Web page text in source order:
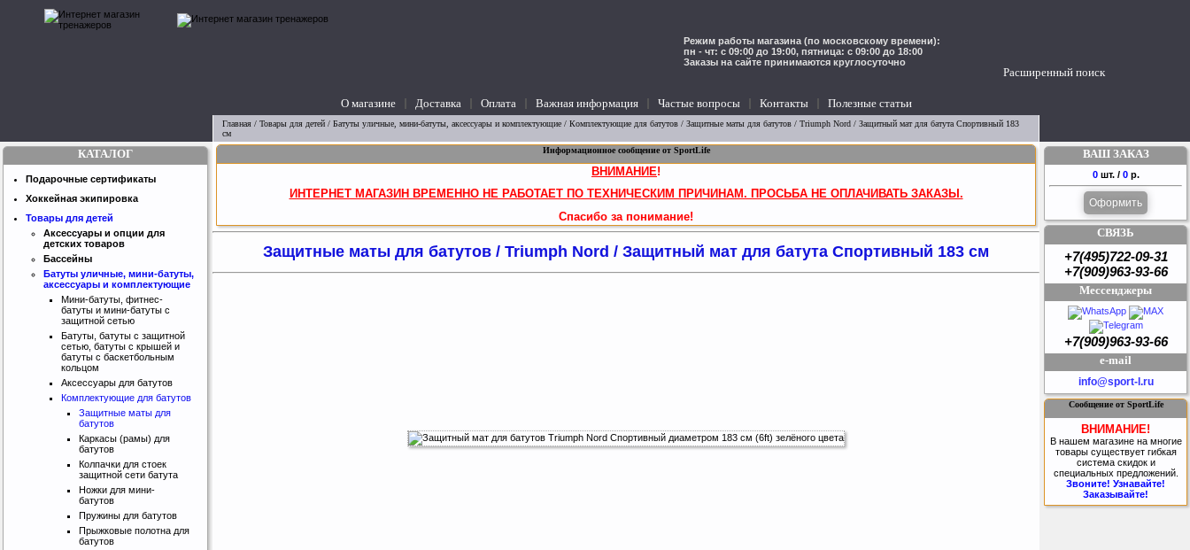
Расширенный поиск
Режим работы магазина (по московскому времени):
пн - чт: с 09:00 до 19:00, пятница: с 09:00 до 18:00
Заказы на сайте принимаются круглосуточно
О магазине Доставка Оплата Важная информация Частые вопросы Контакты Полезные статьи
Главная / Товары для детей / Батуты уличные, мини-батуты, аксессуары и комплектующие / Комплектующие для батутов / Защитные маты для батутов / Triumph Nord / Защитный мат для батута Спортивный 183
см
Информационное сообщение от SportLife
ВНИМАНИЕ!
ИНТЕРНЕТ МАГАЗИН ВРЕМЕННО НЕ РАБОТАЕТ ПО ТЕХНИЧЕСКИМ ПРИЧИНАМ. ПРОСЬБА НЕ ОПЛАЧИВАТЬ ЗАКАЗЫ.
Спасибо за понимание!
Защитные маты для батутов / Triumph Nord / Защитный мат для батута Спортивный 183 см
КАТАЛОГ
Подарочные сертификаты
Хоккейная экипировка
Товары для детей
Аксессуары и опции для
детских товаров
Бассейны
Батуты уличные, мини-батуты,
аксессуары и комплектующие
Мини-батуты, фитнес-
батуты и мини-батуты с
защитной сетью
Батуты, батуты с защитной
сетью, батуты с крышей и
батуты с баскетбольным
кольцом
Аксессуары для батутов
Комплектующие для батутов
Защитные маты для
батутов
Каркасы (рамы) для
батутов
Колпачки для стоек
защитной сети батута
Ножки для мини-
батутов
Пружины для батутов
Прыжковые полотна для
батутов
ВАШ ЗАКАЗ
0 шт. / 0 р.
Оформить
СВЯЗЬ
+7(495)722-09-31
+7(909)963-93-66
Мессенджеры
+7(909)963-93-66
e-mail
info@sport-l.ru
Сообщение от SportLife
ВНИМАНИЕ!
В нашем магазине на многие
товары существует гибкая
система скидок и
специальных предложений.
Звоните! Узнавайте!
Заказывайте!